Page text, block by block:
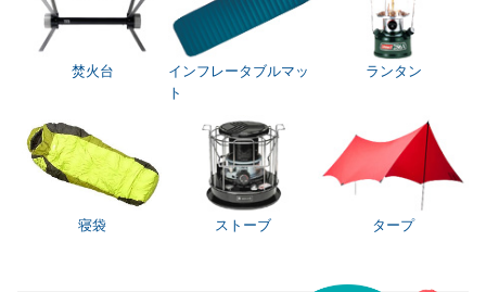
焚火台
インフレータブルマッ
ト
ランタン
寝袋 ストーブ タープ